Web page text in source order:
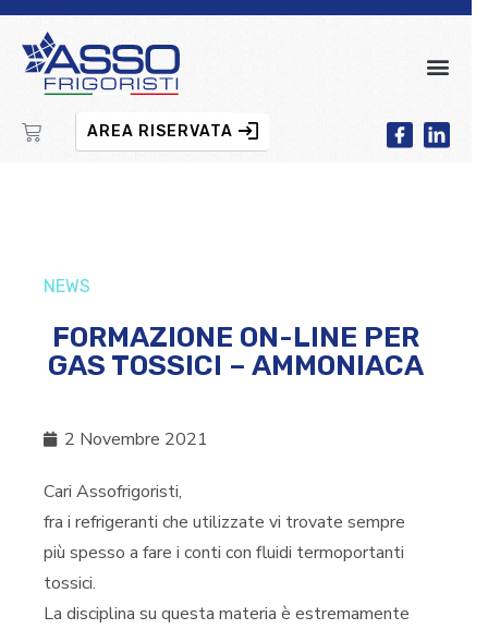
AREA RISERVATA
NEWS
FORMAZIONE ON-LINE PER
GAS TOSSICI – AMMONIACA
2 Novembre 2021
Cari Assofrigoristi,
fra i refrigeranti che utilizzate vi trovate sempre
più spesso a fare i conti con fluidi termoportanti
tossici.
La disciplina su questa materia è estremamente